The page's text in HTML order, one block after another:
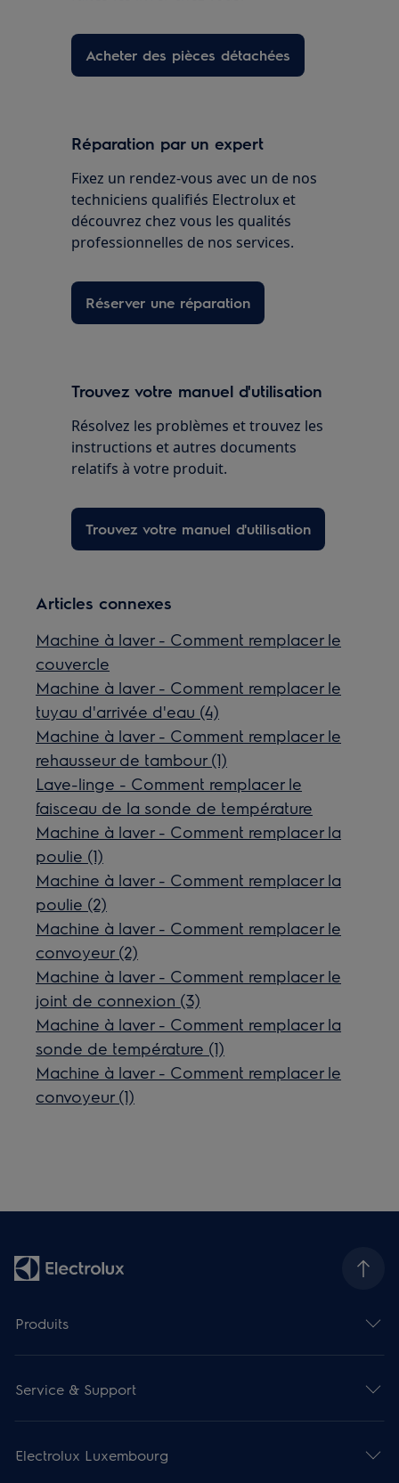
Acheter des pièces détachées
Réparation par un expert
Fixez un rendez-vous avec un de nos
techniciens qualifiés Electrolux et
découvrez chez vous les qualités
professionnelles de nos services.
Réserver une réparation
Trouvez votre manuel d'utilisation
Résolvez les problèmes et trouvez les
instructions et autres documents
relatifs à votre produit.
Trouvez votre manuel d'utilisation
Articles connexes
Machine à laver - Comment remplacer le
couvercle
Machine à laver - Comment remplacer le
tuyau d'arrivée d'eau (4)
Machine à laver - Comment remplacer le
rehausseur de tambour (1)
Lave-linge - Comment remplacer le
faisceau de la sonde de température
Machine à laver - Comment remplacer la
poulie (1)
Machine à laver - Comment remplacer la
poulie (2)
Machine à laver - Comment remplacer le
convoyeur (2)
Machine à laver - Comment remplacer le
joint de connexion (3)
Machine à laver - Comment remplacer la
sonde de température (1)
Machine à laver - Comment remplacer le
convoyeur (1)
Produits
Service & Support
Electrolux Luxembourg